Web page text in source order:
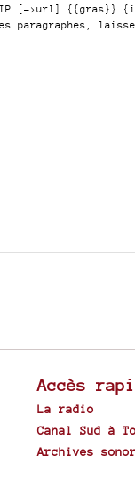
[->url] {{gras}}
paragraphes,
Accès
La radio
Canal Sud à
Archives